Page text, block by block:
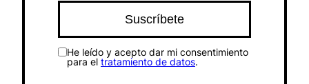
He leído y acepto dar mi consentimiento
para el tratamiento de datos.